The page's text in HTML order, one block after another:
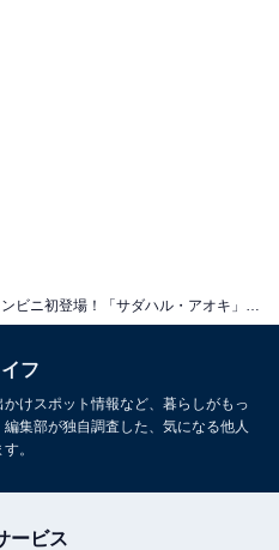
コンビニ初登場！「サダハル・アオキ」がローソンとコラボでシュークリームと抹茶オレを新発売！
フ
けスポット情報など、暮らしがもっ
集部が独自調査した、気になる他人
。
ービス